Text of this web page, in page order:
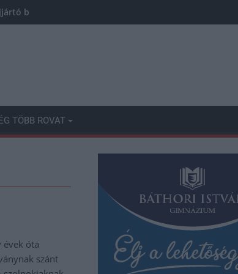
büntetőügyében, vesztegetés miatt 3 év
TÖBB ROVAT
évek óta
szánt